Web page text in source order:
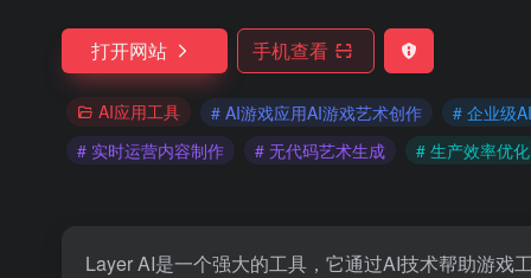
打开网站 手机查看
AI应用工具 # AI游戏应用AI游戏艺术创作
# 企业级
# 实时运营内容制作
# 无代码艺术生成 # 生产效率优化
Layer AI是一个强大的工具，它通过AI技术帮助游戏